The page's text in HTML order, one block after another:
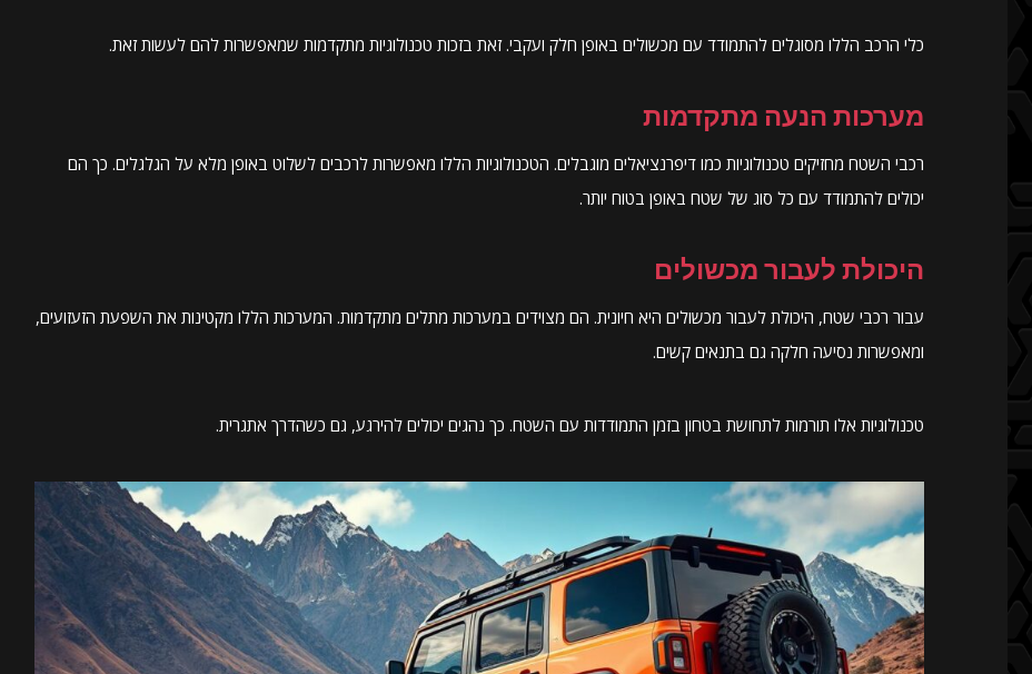
כלי הרכב הללו מסוגלים להתמודד עם מכשולים באופן חלק ועקבי. זאת בזכות טכנולוגיות מתקדמות שמאפשרות להם לעשות זאת.
מערכות הנעה מתקדמות
רכבי השטח מחזיקים טכנולוגיות כמו דיפרנציאלים מוגבלים. הטכנולוגיות הללו מאפשרות לרכבים לשלוט באופן מלא על הגלגלים. כך הם
יכולים להתמודד עם כל סוג של שטח באופן בטוח יותר.
היכולת לעבור מכשולים
עבור רכבי שטח, היכולת לעבור מכשולים היא חיונית. הם מצוידים במערכות מתלים מתקדמות. המערכות הללו מקטינות את השפעת הזעזועים,
ומאפשרות נסיעה חלקה גם בתנאים קשים.
טכנולוגיות אלו תורמות לתחושת בטחון בזמן התמודדות עם השטח. כך נהגים יכולים להירגע, גם כשהדרך אתגרית.